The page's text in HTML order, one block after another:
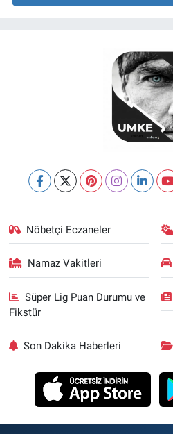
Nöbetçi Eczaneler
Namaz Vakitleri
Süper Lig Puan Durumu ve
Fikstür
Son Dakika Haberleri